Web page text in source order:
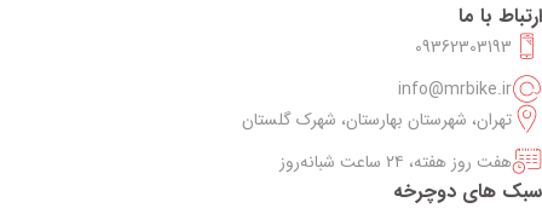
ارتباط با ما
09362303193
info@mrbike.ir
تهران، شهرستان بهارستان، شهرک گلستان
هفت روز هفته، ۲۴ ساعت شبانه‌روز
سبک های دوچرخه